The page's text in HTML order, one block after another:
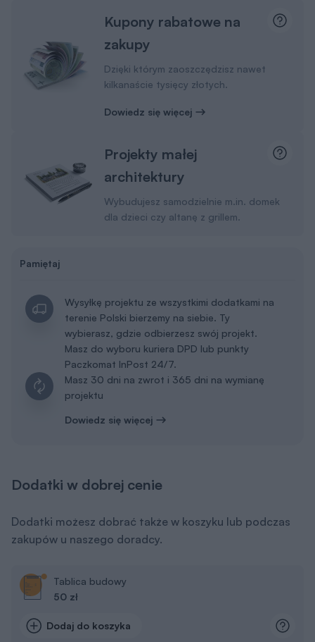
Kupony rabatowe na
zakupy
Dzięki którym zaoszczędzisz nawet
kilkanaście tysięcy złotych.
Dowiedz się więcej
Projekty małej
architektury
Wybudujesz samodzielnie m.in. domek
dla dzieci czy altanę z grillem.
Pamiętaj
Wysyłkę projektu ze wszystkimi dodatkami na
terenie Polski bierzemy na siebie. Ty
wybierasz, gdzie odbierzesz swój projekt.
Masz do wyboru kuriera DPD lub punkty
Paczkomat InPost 24/7.
Masz 30 dni na zwrot i 365 dni na wymianę
projektu
Dowiedz się więcej
Dodatki w dobrej cenie
Dodatki możesz dobrać także w koszyku lub podczas
zakupów u naszego doradcy.
Tablica budowy
50 zł
Dodaj do koszyka